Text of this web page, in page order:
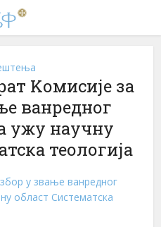
Kомисије за
ванредног
ужу научну
теологија
у звање ванредног
област Систематска